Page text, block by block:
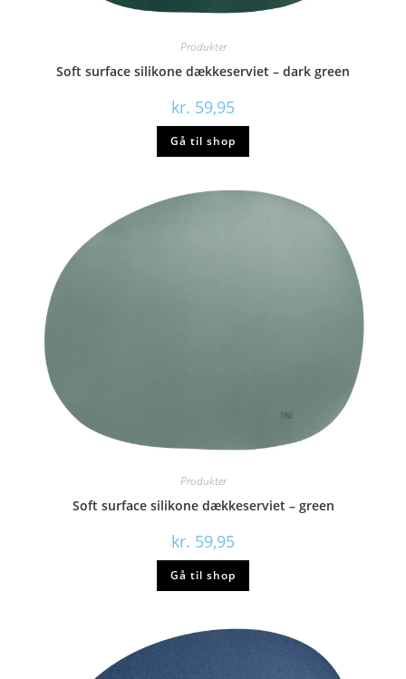
Produkter
Soft surface silikone dækkeserviet – dark green
kr. 59,95
Gå til shop
Produkter
Soft surface silikone dækkeserviet – green
kr. 59,95
Gå til shop